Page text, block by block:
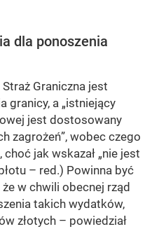
dla ponoszenia
Graniczna jest
granicy, a „istniejący
jest dostosowany
zagrożeń”, wobec czego
jak wskazał „nie jest
– red.) Powinna być
w chwili obecnej rząd
takich wydatków,
złotych – powiedział